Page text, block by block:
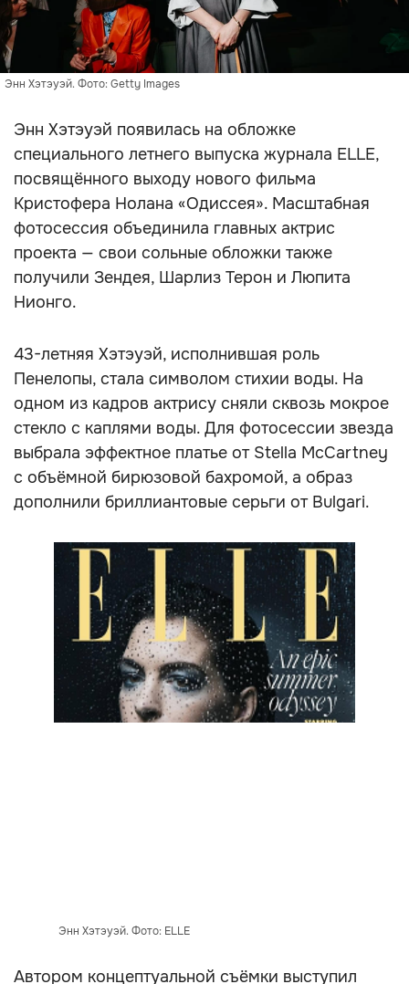
Энн Хэтэуэй. Фото: Getty Images
Энн Хэтэуэй появилась на обложке
специального летнего выпуска журнала ELLE,
посвящённого выходу нового фильма
Кристофера Нолана «Одиссея». Масштабная
фотосессия объединила главных актрис
проекта — свои сольные обложки также
получили Зендея, Шарлиз Терон и Люпита
Нионго.
43-летняя Хэтэуэй, исполнившая роль
Пенелопы, стала символом стихии воды. На
одном из кадров актрису сняли сквозь мокрое
стекло с каплями воды. Для фотосессии звезда
выбрала эффектное платье от Stella McCartney
с объёмной бирюзовой бахромой, а образ
дополнили бриллиантовые серьги от Bulgari.
Энн Хэтэуэй. Фото: ELLE
Автором концептуальной съёмки выступил